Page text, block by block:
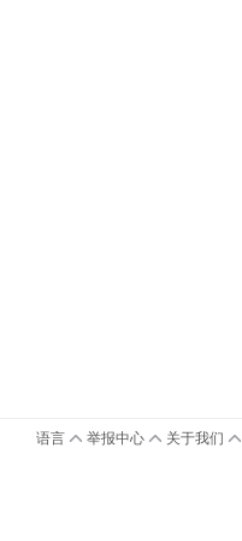
语言 举报中心 关于我们